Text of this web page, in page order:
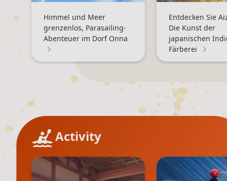
Himmel und Meer
grenzenlos, Parasailing-
Abenteuer im Dorf Onna
Entdecken Sie
Die Kunst der
japanischen
Färberei
Activity